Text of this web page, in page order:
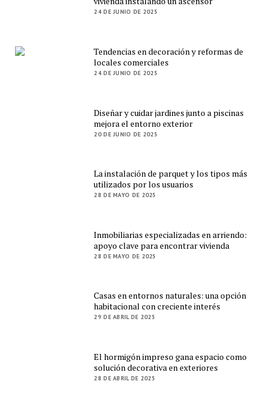
24 DE JUNIO DE 2025
Tendencias en decoración y reformas de
locales comerciales
24 DE JUNIO DE 2025
Diseñar y cuidar jardines junto a piscinas
mejora el entorno exterior
20 DE JUNIO DE 2025
La instalación de parquet y los tipos más
utilizados por los usuarios
28 DE MAYO DE 2025
Inmobiliarias especializadas en arriendo:
apoyo clave para encontrar vivienda
28 DE MAYO DE 2025
Casas en entornos naturales: una opción
habitacional con creciente interés
29 DE ABRIL DE 2025
El hormigón impreso gana espacio como
solución decorativa en exteriores
28 DE ABRIL DE 2025